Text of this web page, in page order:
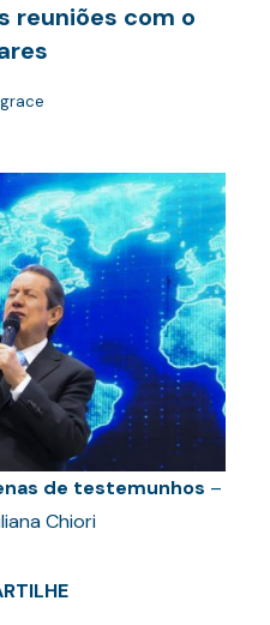
reuniões com o
de testemunhos –
Chiori